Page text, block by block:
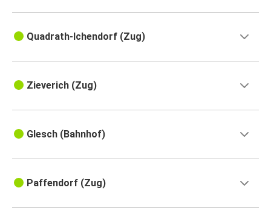
Quadrath-Ichendorf (Zug)
Zieverich (Zug)
Glesch (Bahnhof)
Paffendorf (Zug)